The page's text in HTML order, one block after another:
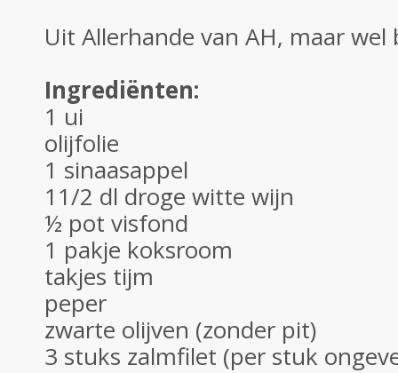
Uit Allerhande van AH, maar wel
Ingrediënten:
1 ui
olijfolie
1 sinaasappel
11/2 dl droge witte wijn
½ pot visfond
1 pakje koksroom
takjes tijm
peper
zwarte olijven (zonder pit)
3 stuks zalmfilet (per stuk